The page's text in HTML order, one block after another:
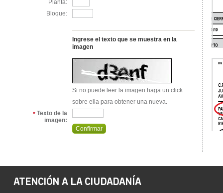
Planta:
Bloque:
Ingrese el texto que se muestra en la
imagen
Si no puede leer la imagen haga un click
sobre ella para obtener una nueva.
* Texto de la
imagen:
ATENCIÓN A LA CIUDADANÍA